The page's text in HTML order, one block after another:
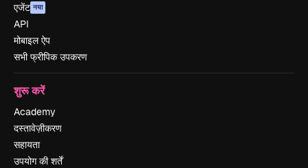
एजेंट नया
API
मोबाइल ऐप
सभी फ्रीपिक उपकरण
शुरू करें
Academy
दस्तावेज़ीकरण
सहायता
उपयोग की शर्तें